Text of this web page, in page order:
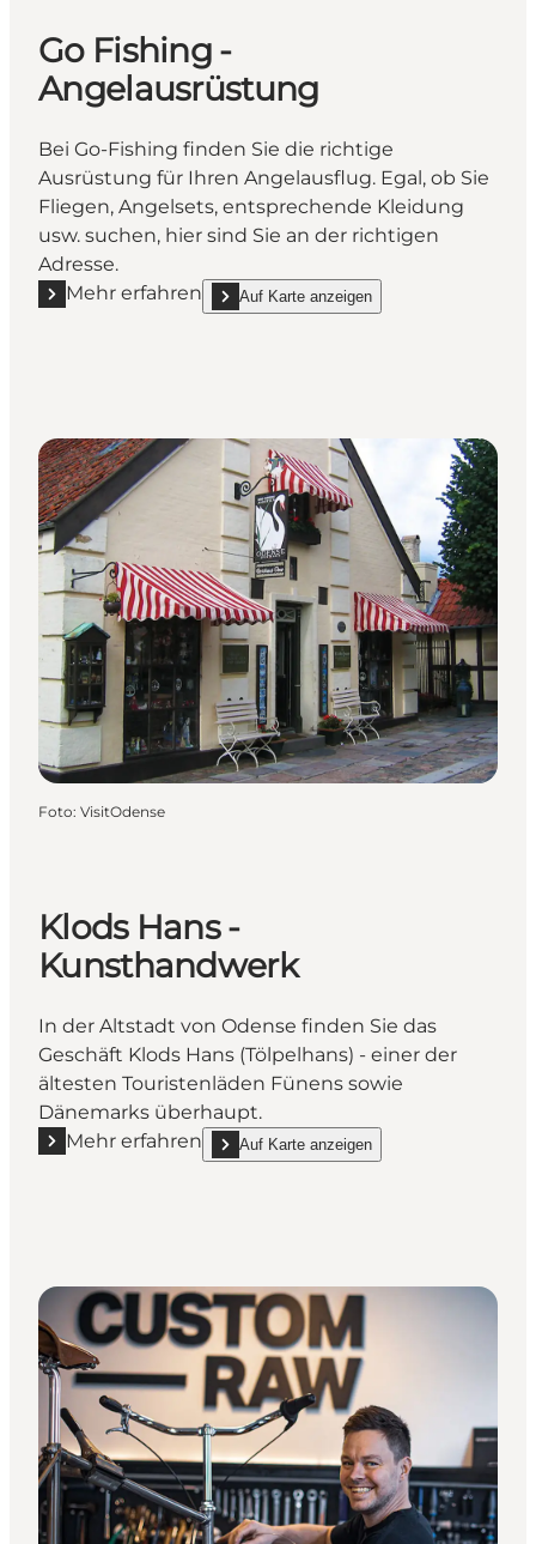
Go Fishing -
Angelausrüstung
Bei Go-Fishing finden Sie die richtige
Ausrüstung für Ihren Angelausflug. Egal, ob Sie
Fliegen, Angelsets, entsprechende Kleidung
usw. suchen, hier sind Sie an der richtigen
Adresse.
Mehr erfahren
Mehr erfahren "Go Fishing - Angelausrüstung"
Auf Karte anzeigen
show Go Fishing - Angelausrüstung on_map
Foto: VisitOdense
Klods Hans -
Kunsthandwerk
In der Altstadt von Odense finden Sie das
Geschäft Klods Hans (Tölpelhans) - einer der
ältesten Touristenläden Fünens sowie
Dänemarks überhaupt.
Mehr erfahren
Mehr erfahren "Klods Hans - Kunsthandwerk"
Auf Karte anzeigen
show Klods Hans - Kunsthandwerk on_map